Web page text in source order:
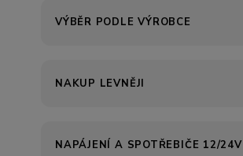
VÝBĚR PODLE VÝROBCE
NAKUP LEVNĚJI
NAPÁJENÍ A SPOTŘEBIČE 12/24V